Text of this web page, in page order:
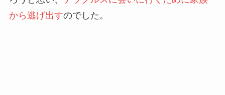
から逃げ出すのでした。